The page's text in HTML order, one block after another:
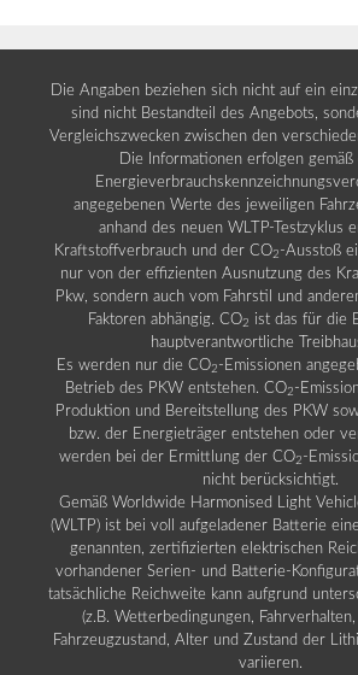
Die Angaben beziehen sich nicht auf ein
sind nicht Bestandteil des Angebots,
Vergleichszwecken zwischen den
Die Informationen erfolgen
angegebenen Werte des jeweiligen
anhand des neuen WLTP-Testzyklus
Kraftstoffverbrauch und der CO2 -Ausstoß
nur von der effizienten Ausnutzung des
Pkw, sondern auch vom Fahrstil und
Faktoren abhängig. CO2 ist das für die
hauptverantwortliche
Es werden nur die CO2 -Emissionen
Betrieb des PKW entstehen. CO2 -
Produktion und Bereitstellung des PKW
bzw. der Energieträger entstehen oder
werden bei der Ermittlung der CO2 -
nicht berücksichtigt.
Gemäß Worldwide Harmonised Light
(WLTP) ist bei voll aufgeladener Batterie
genannten, zertifizierten elektrischen
vorhandener Serien- und Batterie-
tatsächliche Reichweite kann aufgrund
(z.B. Wetterbedingungen, Fahrverhalten,
Fahrzeugzustand, Alter und Zustand der
variieren.